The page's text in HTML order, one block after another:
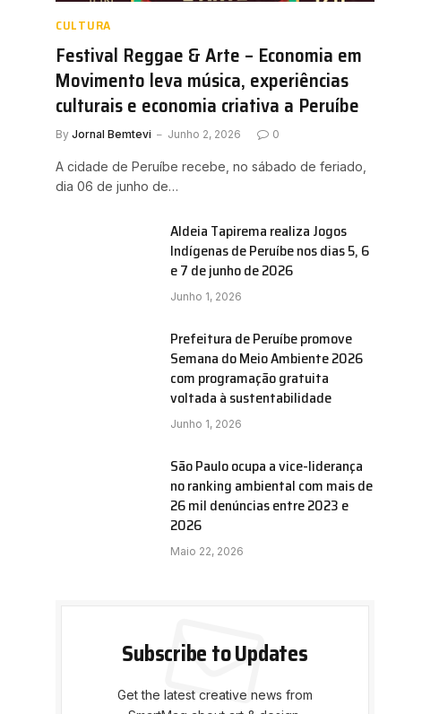
CULTURA
Festival Reggae & Arte – Economia em
Movimento leva música, experiências
culturais e economia criativa a Peruíbe
By Jornal Bemtevi Junho 2, 2026 0
A cidade de Peruíbe recebe, no sábado de feriado,
dia 06 de junho de…
Aldeia Tapirema realiza Jogos
Indígenas de Peruíbe nos dias 5, 6
e 7 de junho de 2026
Junho 1, 2026
Prefeitura de Peruíbe promove
Semana do Meio Ambiente 2026
com programação gratuita
voltada à sustentabilidade
Junho 1, 2026
São Paulo ocupa a vice-liderança
no ranking ambiental com mais de
26 mil denúncias entre 2023 e
2026
Maio 22, 2026
Subscribe to Updates
Get the latest creative news from